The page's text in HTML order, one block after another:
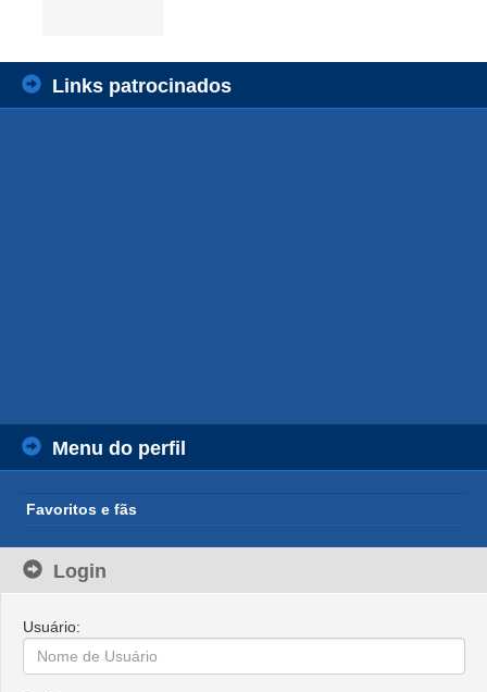
Links patrocinados
Menu do perfil
Favoritos e fãs
Login
Usuário: